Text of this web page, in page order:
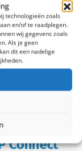
technologieën zoals
en/of te raadplegen.
wij gegevens zoals
Als je geen
dit een nadelige
Connect